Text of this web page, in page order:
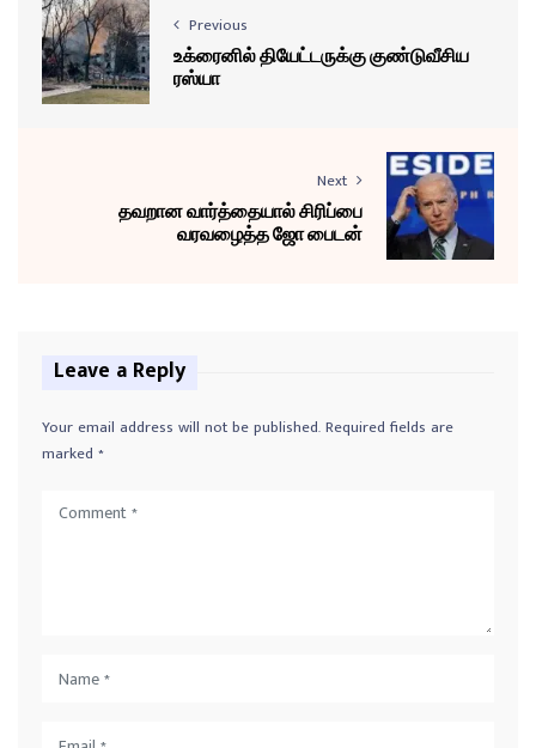
Previous
உக்ரைனில் தியேட்டருக்கு குண்டுவீசிய
ரஸ்யா
Next
தவறான வார்த்தையால் சிரிப்பை
வரவழைத்த ஜோ பைடன்
Leave a Reply
Your email address will not be published.Required fields are
marked *